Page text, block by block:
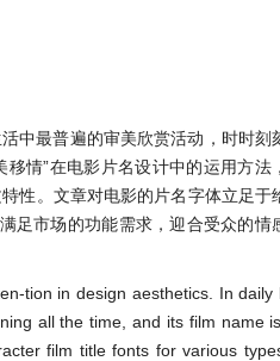
中最普遍的审美欣赏活动，时时刻
情”在电影片名设计中的运用方法
性。文章对电影的片名字体立足于
足市场的功能需求，迎合受众的情
tion in design aesthetics. In daily
all the time, and its film name
film title fonts for various